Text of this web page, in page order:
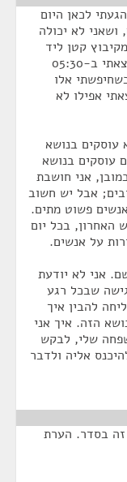
לכאן היום
ייתכן שאנחנו ב-108 ימים, ושאני לא יכולה
קטן ליד
כרמיאל, קמתי מאוד מוקדם היום בבוקר, יצאתי ב-05:30
אלו
אפילו לא
עוסקים בנושא
עוסקים בנושא
אני חושבת
אבל יש חשוב
פשוט מתים.
האחרון, בכל יום
על אנשים.
אני לא יודעת
שבכל רגע
להבין איך
הזה. איך אני
שלי, לבקש
אליה ולדבר
זה בסדר. הערת